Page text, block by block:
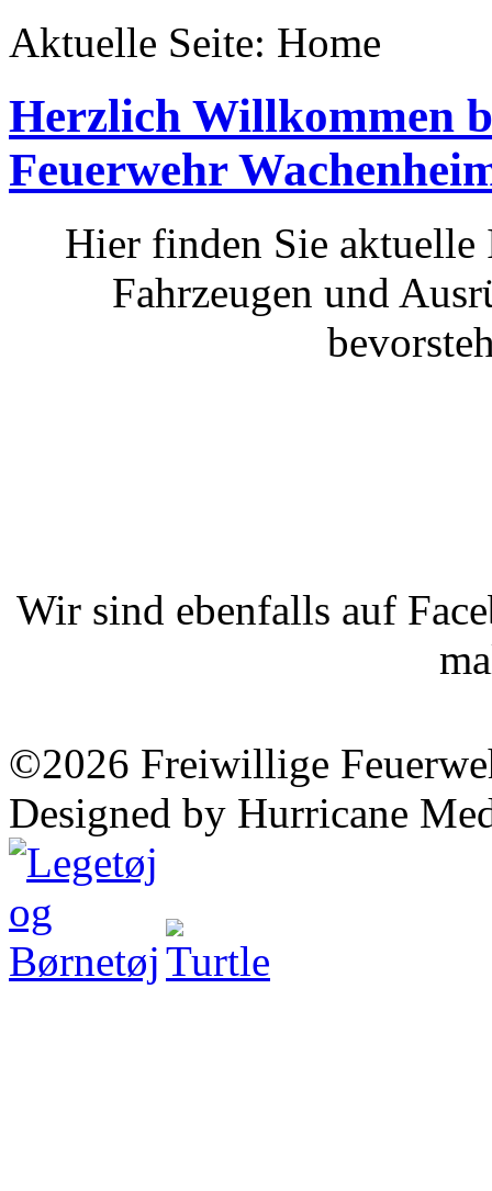
Aktuelle Seite: Home
Herzlich Willkommen
Feuerwehr
Hier finden Sie aktuelle
Fahrzeugen und
Wir sind ebenfalls auf
©2026 Freiwillige
Designed by Hurricane